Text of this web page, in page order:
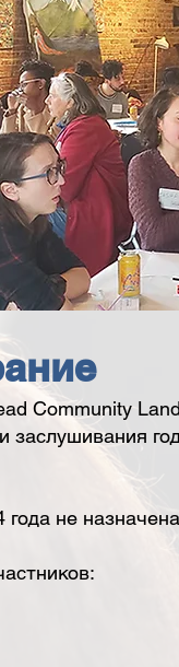
Community
года не